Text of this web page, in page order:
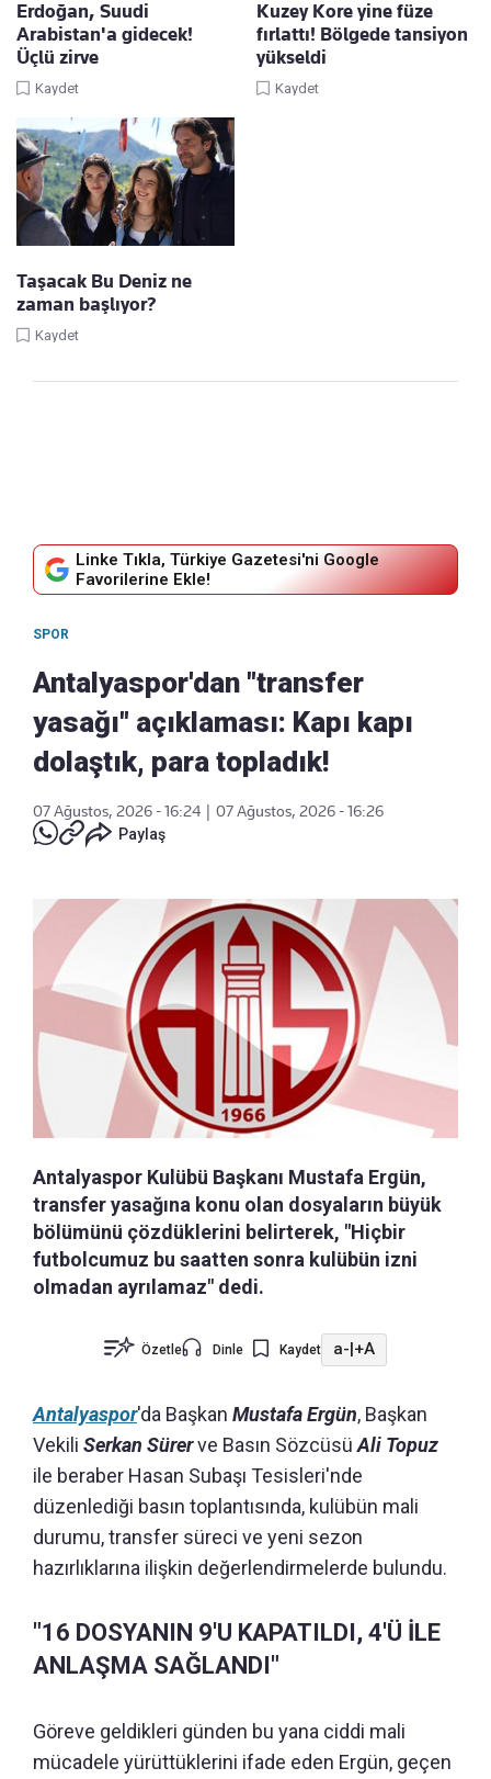
Erdoğan, Suudi
Arabistan'a gidecek!
Üçlü zirve
Kaydet
Kuzey Kore yine füze
fırlattı! Bölgede tansiyon
yükseldi
Kaydet
Taşacak Bu Deniz ne
zaman başlıyor?
Kaydet
Linke Tıkla, Türkiye Gazetesi'ni Google
Favorilerine Ekle!
SPOR
Antalyaspor'dan "transfer
yasağı" açıklaması: Kapı kapı
dolaştık, para topladık!
07 Ağustos, 2026 - 16:24
07 Ağustos, 2026 - 16:26
Paylaş
Antalyaspor Kulübü Başkanı Mustafa Ergün,
transfer yasağına konu olan dosyaların büyük
bölümünü çözdüklerini belirterek, "Hiçbir
futbolcumuz bu saatten sonra kulübün izni
olmadan ayrılamaz" dedi.
Özetle Dinle Kaydet a- +A
Antalyaspor'da Başkan Mustafa Ergün, Başkan
Vekili Serkan Sürerve Basın SözcüsüAli Topuz
ile beraber Hasan Subaşı Tesisleri'nde
düzenlediği basın toplantısında, kulübün mali
durumu, transfer süreci ve yeni sezon
hazırlıklarına ilişkin değerlendirmelerde bulundu.
"16 DOSYANIN 9'U KAPATILDI, 4'Ü İLE
ANLAŞMA SAĞLANDI"
Göreve geldikleri günden bu yana ciddi mali
mücadele yürüttüklerini ifade eden Ergün, geçen